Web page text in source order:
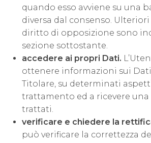
quando esso avviene su una
diversa dal consenso.
diritto di opposizione sono
sezione sottostante.
accedere ai propri Dati.
ottenere informazioni sui
Titolare, su determinati
trattamento ed a ricevere
trattati.
verificare e chiedere la
può verificare la correttezza